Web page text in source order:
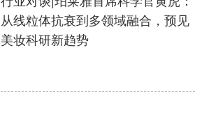
从线粒体抗衰到多领域融合，预见
美妆科研新趋势